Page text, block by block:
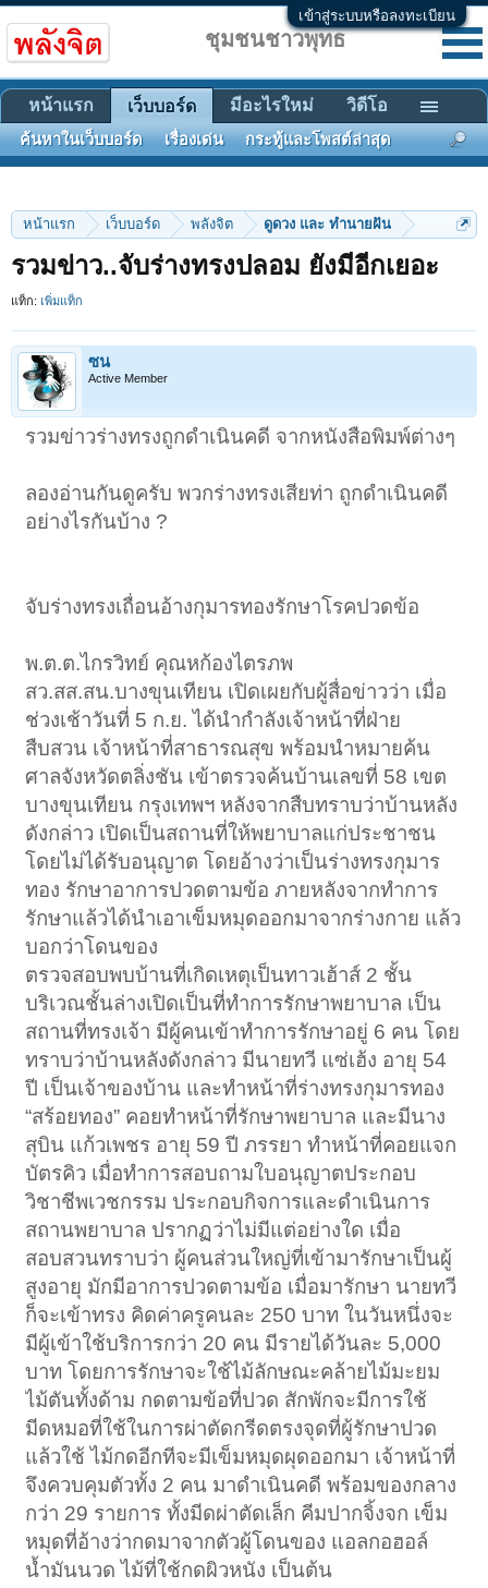
เข้าสู่ระบบหรือลงทะเบียน
หน้าแรก เว็บบอร์ด พลังจิต ดูดวง และ ทำนายฝัน
รวมข่าว..จับร่างทรงปลอม ยังมีอีกเยอะ
แท็ก: เพิ่มแท็ก
ซน
Active Member
รวมข่าวร่างทรงถูกดำเนินคดี จากหนังสือพิมพ์ต่างๆ
ลองอ่านกันดูครับ พวกร่างทรงเสียท่า ถูกดำเนินคดี
อย่างไรกันบ้าง ?
จับร่างทรงเถื่อนอ้างกุมารทองรักษาโรคปวดข้อ
พ.ต.ต.ไกรวิทย์ คุณหก้องไตรภพ
สว.สส.สน.บางขุนเทียน เปิดเผยกับผู้สื่อข่าวว่า เมื่อ
ช่วงเช้าวันที่ 5 ก.ย. ได้นำกำลังเจ้าหน้าที่ฝ่าย
สืบสวน เจ้าหน้าที่สาธารณสุข พร้อมนำหมายค้น
ศาลจังหวัดตลิ่งชัน เข้าตรวจค้นบ้านเลขที่ 58 เขต
บางขุนเทียน กรุงเทพฯ หลังจากสืบทราบว่าบ้านหลัง
ดังกล่าว เปิดเป็นสถานที่ให้พยาบาลแก่ประชาชน
โดยไม่ได้รับอนุญาต โดยอ้างว่าเป็นร่างทรงกุมาร
ทอง รักษาอาการปวดตามข้อ ภายหลังจากทำการ
รักษาแล้วได้นำเอาเข็มหมุดออกมาจากร่างกาย แล้ว
บอกว่าโดนของ
ตรวจสอบพบบ้านที่เกิดเหตุเป็นทาวเฮ้าส์ 2 ชั้น
บริเวณชั้นล่างเปิดเป็นที่ทำการรักษาพยาบาล เป็น
สถานที่ทรงเจ้า มีผู้คนเข้าทำการรักษาอยู่ 6 คน โดย
ทราบว่าบ้านหลังดังกล่าว มีนายทวี แซ่เฮ้ง อายุ 54
ปี เป็นเจ้าของบ้าน และทำหน้าที่ร่างทรงกุมารทอง
“สร้อยทอง” คอยทำหน้าที่รักษาพยาบาล และมีนาง
สุบิน แก้วเพชร อายุ 59 ปี ภรรยา ทำหน้าที่คอยแจก
บัตรคิว เมื่อทำการสอบถามใบอนุญาตประกอบ
วิชาชีพเวชกรรม ประกอบกิจการและดำเนินการ
สถานพยาบาล ปรากฏว่าไม่มีแต่อย่างใด เมื่อ
สอบสวนทราบว่า ผู้คนส่วนใหญ่ที่เข้ามารักษาเป็นผู้
สูงอายุ มักมีอาการปวดตามข้อ เมื่อมารักษา นายทวี
ก็จะเข้าทรง คิดค่าครูคนละ 250 บาท ในวันหนึ่งจะ
มีผู้เข้าใช้บริการกว่า 20 คน มีรายได้วันละ 5,000
บาท โดยการรักษาจะใช้ไม้ลักษณะคล้ายไม้มะยม
ไม้ตันทั้งด้าม กดตามข้อที่ปวด สักพักจะมีการใช้
มีดหมอที่ใช้ในการผ่าตัดกรีดตรงจุดที่ผู้รักษาปวด
แล้วใช้ ไม้กดอีกทีจะมีเข็มหมุดผุดออกมา เจ้าหน้าที่
จึงควบคุมตัวทั้ง 2 คน มาดำเนินคดี พร้อมของกลาง
กว่า 29 รายการ ทั้งมีดผ่าตัดเล็ก คีมปากจิ้งจก เข็ม
หมุดที่อ้างว่ากดมาจากตัวผู้โดนของ แอลกอฮอล์
น้ำมันนวด ไม้ที่ใช้กดผิวหนัง เป็นต้น
ชุมชนชาวพุทธ
หน้าแรก เว็บบอร์ด
ค้นหาในเว็บบอร์ด เรื่องเด่น กระทู้และโพสต์ล่าสุด
มีอะไรใหม่ วิดีโอ